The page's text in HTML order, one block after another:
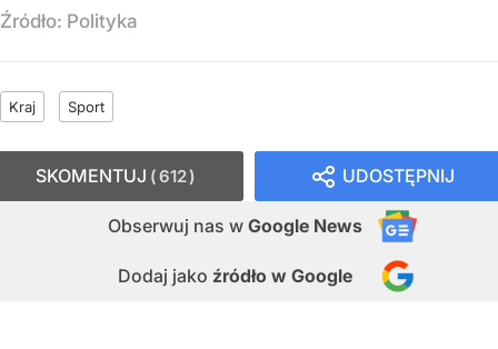
Źródło: Polityka
Kraj Sport
UDOSTĘPNIJ
Obserwuj nas w Google News
Dodaj jako źródło w Google
SKOMENTUJ 612